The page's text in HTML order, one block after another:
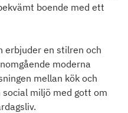
boende med ett
erbjuder en stilren och
moderna
mellan kök och
miljö med gott om